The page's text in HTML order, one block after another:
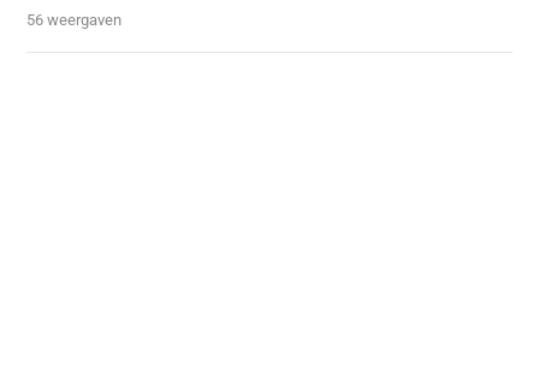
56 weergaven